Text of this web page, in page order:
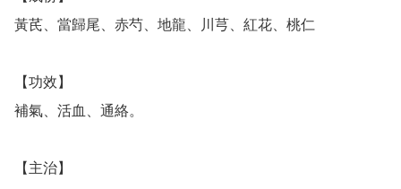
黃芪、當歸尾、赤芍、地龍、川芎、紅花、桃仁
【功效】
補氣、活血、通絡。
【主治】